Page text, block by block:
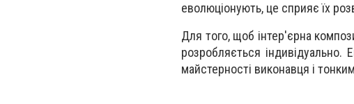
еволюціонують, це сприяє їх
Для того, щоб інтер'єрна
розробляється індивідуально.
майстерності виконавця і